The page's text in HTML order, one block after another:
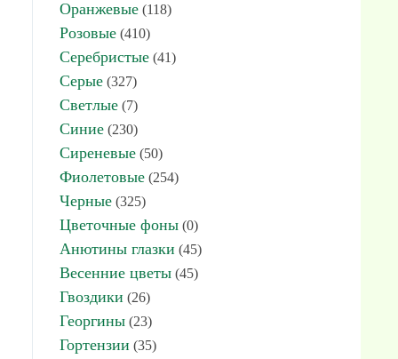
Оранжевые (118)
Розовые (410)
Серебристые (41)
Серые (327)
Светлые (7)
Синие (230)
Сиреневые (50)
Фиолетовые (254)
Черные (325)
Цветочные фоны (0)
Анютины глазки (45)
Весенние цветы (45)
Гвоздики (26)
Георгины (23)
Гортензии (35)